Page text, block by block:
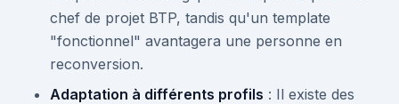
chef de projet BTP, tandis qu'un template
"fonctionnel" avantagera une personne en
reconversion.
Adaptation à différents profils : Il existe des